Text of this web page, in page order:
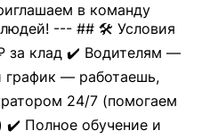
в команду
--- ## 🛠 Условия
за клад ✔️ Водителям —
график — работаешь,
24/7 (помогаем
✔️ Полное обучение и